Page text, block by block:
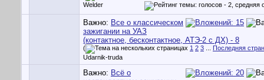
Welder
Важно: Все о классическом
зажигании на УАЗ
(контактное, бесконтактное, АТЭ-2 с ДХ) - 8
( 1 2 3
Последняя
Udarnik-truda
Важно: Всё о